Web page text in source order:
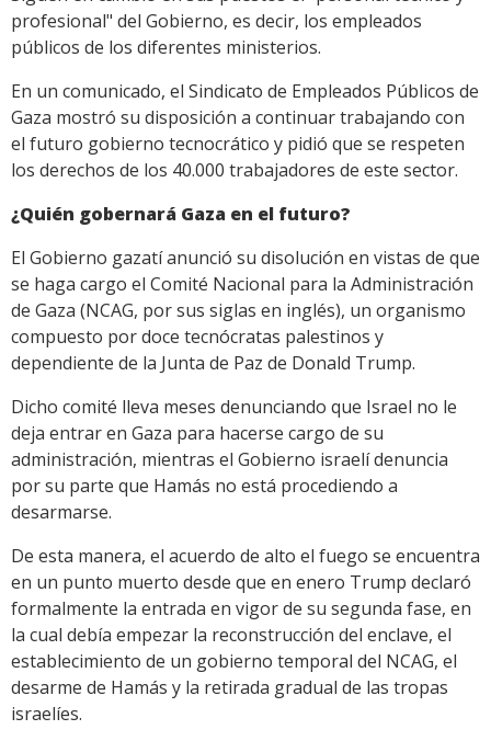
profesional" del Gobierno, es decir, los empleados
públicos de los diferentes ministerios.
En un comunicado, el Sindicato de Empleados Públicos de
Gaza mostró su disposición a continuar trabajando con
el futuro gobierno tecnocrático y pidió que se respeten
los derechos de los 40.000 trabajadores de este sector.
¿Quién gobernará Gaza en el futuro?
El Gobierno gazatí anunció su disolución en vistas de que
se haga cargo el Comité Nacional para la Administración
de Gaza (NCAG, por sus siglas en inglés), un organismo
compuesto por doce tecnócratas palestinos y
dependiente de la Junta de Paz de Donald Trump.
Dicho comité lleva meses denunciando que Israel no le
deja entrar en Gaza para hacerse cargo de su
administración, mientras el Gobierno israelí denuncia
por su parte que Hamás no está procediendo a
desarmarse.
De esta manera, el acuerdo de alto el fuego se encuentra
en un punto muerto desde que en enero Trump declaró
formalmente la entrada en vigor de su segunda fase, en
la cual debía empezar la reconstrucción del enclave, el
establecimiento de un gobierno temporal del NCAG, el
desarme de Hamás y la retirada gradual de las tropas
israelíes.